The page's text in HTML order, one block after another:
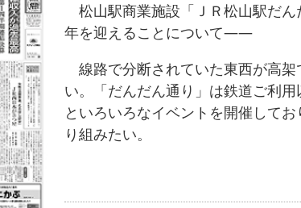
松山駅商業施設「ＪＲ松山駅だ
年を迎えることについて――
線路で分断されていた東西が高架
い。「だんだん通り」は鉄道ご利
といろいろなイベントを開催して
り組みたい。